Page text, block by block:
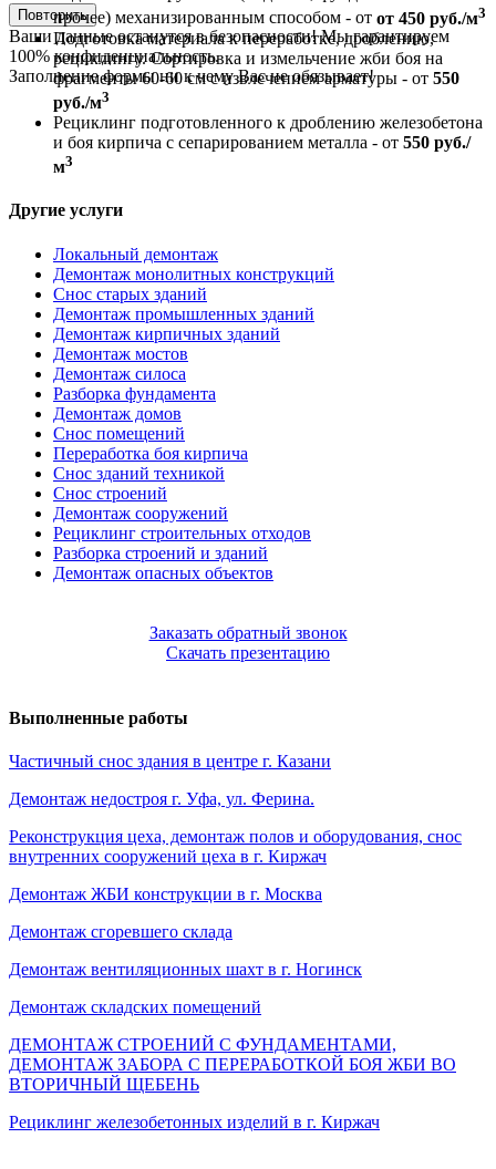
Повторить
Ваши данные останутся в безопасности! Мы гарантируем
100% конфиденциальность.
Заполнение формы ни к чему Вас не обязывает!
прочее) механизированным способом - от от 450 руб./м3
Подготовка материала к переработке, дроблению,
рециклингу. Сортировка и измельчение жби боя на
фрагменты 60-60 см с извлечением арматуры - от 550
руб./м3
Рециклинг подготовленного к дроблению железобетона
и боя кирпича с сепарированием металла - от 550 руб./
м3
Другие услуги
Локальный демонтаж
Демонтаж монолитных конструкций
Снос старых зданий
Демонтаж промышленных зданий
Демонтаж кирпичных зданий
Демонтаж мостов
Демонтаж силоса
Разборка фундамента
Демонтаж домов
Снос помещений
Переработка боя кирпича
Снос зданий техникой
Снос строений
Демонтаж сооружений
Рециклинг строительных отходов
Разборка строений и зданий
Демонтаж опасных объектов
Заказать обратный звонок
Скачать презентацию
Выполненные работы
Частичный снос здания в центре г. Казани
Демонтаж недостроя г. Уфа, ул. Ферина.
Реконструкция цеха, демонтаж полов и оборудования, снос
внутренних сооружений цеха в г. Киржач
Демонтаж ЖБИ конструкции в г. Москва
Демонтаж сгоревшего склада
Демонтаж вентиляционных шахт в г. Ногинск
Демонтаж складских помещений
ДЕМОНТАЖ СТРОЕНИЙ С ФУНДАМЕНТАМИ,
ДЕМОНТАЖ ЗАБОРА С ПЕРЕРАБОТКОЙ БОЯ ЖБИ ВО
ВТОРИЧНЫЙ ЩЕБЕНЬ
Рециклинг железобетонных изделий в г. Киржач